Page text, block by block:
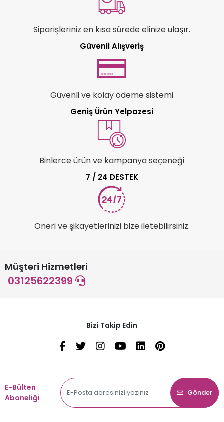
Siparişleriniz en kısa sürede elinize ulaşır.
Güvenli Alışveriş
Güvenli ve kolay ödeme sistemi
Geniş Ürün Yelpazesi
Binlerce ürün ve kampanya seçeneği
7 / 24 DESTEK
Öneri ve şikayetlerinizi bize iletebilirsiniz.
Müşteri Hizmetleri
03125622399
Bizi Takip Edin
E-Bülten
Aboneliği
Gönder